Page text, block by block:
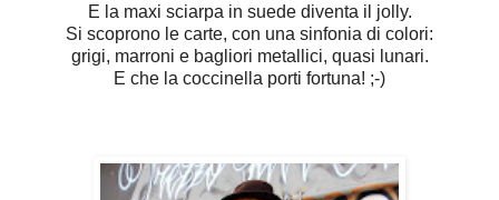
E la maxi sciarpa in suede diventa il jolly.
Si scoprono le carte, con una sinfonia di colori:
grigi, marroni e bagliori metallici, quasi lunari.
E che la coccinella porti fortuna! ;-)